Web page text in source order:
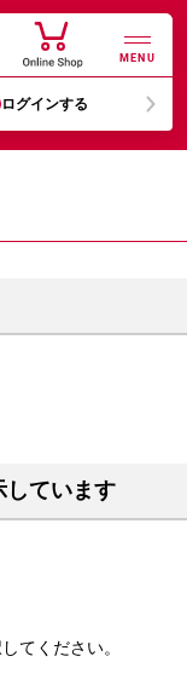
MENU
ログインする
しています
てください。